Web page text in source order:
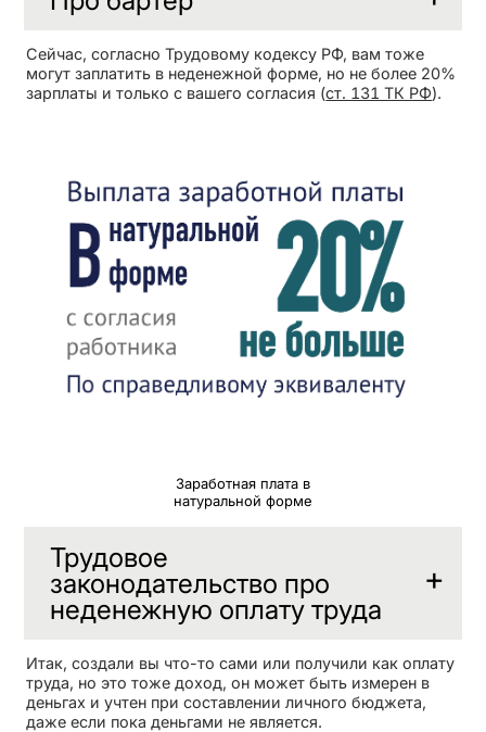
Сейчас, согласно Трудовому кодексу РФ, вам тоже
могут заплатить в неденежной форме, но не более 20%
зарплаты и только с вашего согласия (ст. 131 ТК РФ).
Заработная плата в
натуральной форме
Трудовое
законодательство про
неденежную оплату труда
Итак, создали вы что-то сами или получили как оплату
труда, но это тоже доход, он может быть измерен в
деньгах и учтен при составлении личного бюджета,
даже если пока деньгами не является.